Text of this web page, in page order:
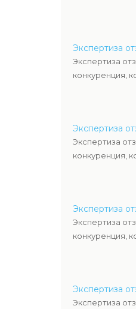
Экспертиза
Экспертиза
конкуренция,
Экспертиза
Экспертиза
конкуренция,
Экспертиза
Экспертиза
конкуренция,
Экспертиза
Экспертиза